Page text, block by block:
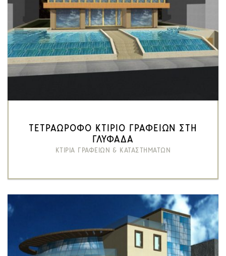
ΤΕΤΡΑΩΡΟΦΟ ΚΤΙΡΙΟ ΓΡΑΦΕΙΩΝ ΣΤΗ
ΓΛΥΦΑΔΑ
ΚΤΙΡΙΑ ΓΡΑΦΕΙΩΝ & ΚΑΤΑΣΤΗΜΑΤΩΝ